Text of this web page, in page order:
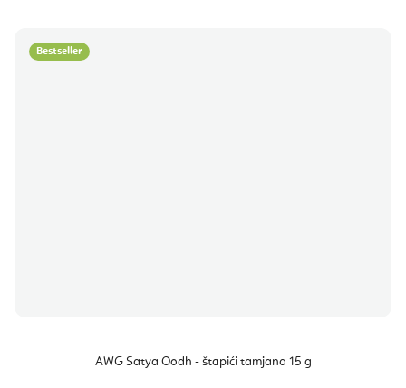
Bestseller
AWG Satya Oodh - štapići tamjana 15 g